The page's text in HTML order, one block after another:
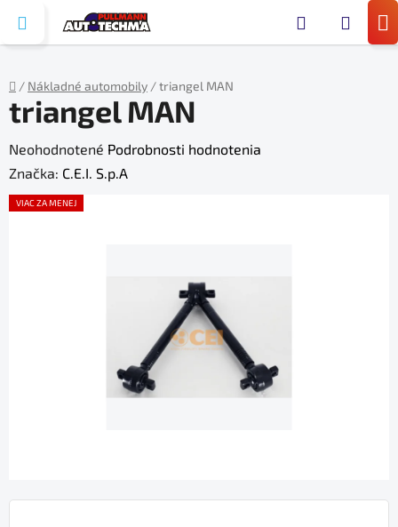
obsah
Domov
/ Nákladné automobily /triangel MAN
triangel MAN
Priemerné
hodnotenie
produktu
Neohodnotené Podrobnosti hodnotenia
Značka: C.E.I. S.p.A
VIAC ZA MENEJ